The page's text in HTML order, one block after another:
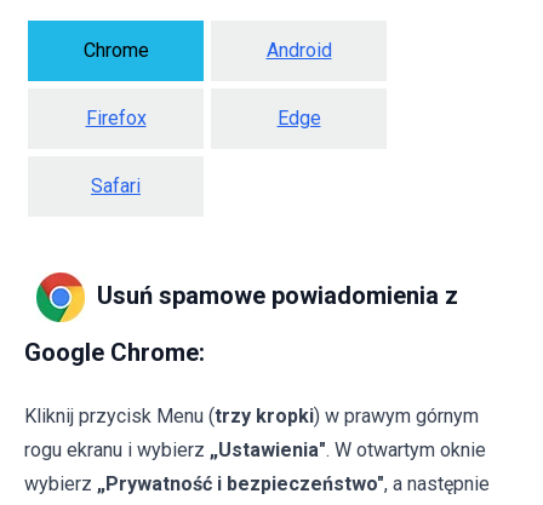
Chrome Android
Firefox Edge
Safari
Usuń spamowe powiadomienia z
Google Chrome:
Kliknij przycisk Menu (trzy kropki) w prawym górnym
rogu ekranu i wybierz „Ustawienia". W otwartym oknie
wybierz „Prywatność i bezpieczeństwo", a następnie